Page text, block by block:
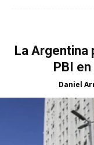
La Argentina
PBI
Daniel